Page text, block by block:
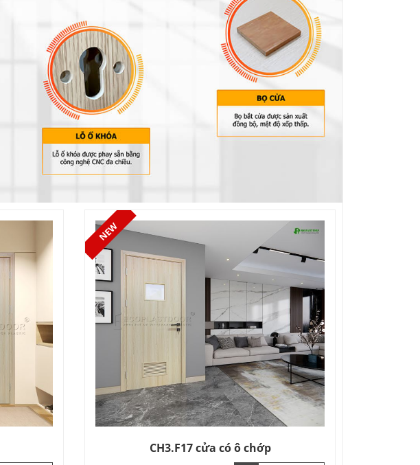
CH3.F17 cửa có ô chớp